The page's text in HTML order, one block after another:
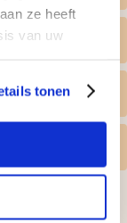
ze heeft
van uw
tonen